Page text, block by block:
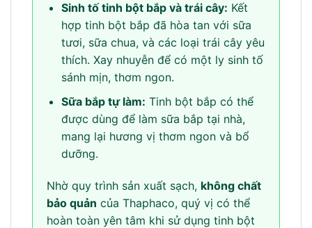
Sinh tố tinh bột bắp và trái cây: Kết
hợp tinh bột bắp đã hòa tan với sữa
tươi, sữa chua, và các loại trái cây yêu
thích. Xay nhuyễn để có một ly sinh tố
sánh mịn, thơm ngon.
Sữa bắp tự làm: Tinh bột bắp có thể
được dùng để làm sữa bắp tại nhà,
mang lại hương vị thơm ngon và bổ
dưỡng.
Nhờ quy trình sản xuất sạch, không chất
bảo quản của Thaphaco, quý vị có thể
hoàn toàn yên tâm khi sử dụng tinh bột